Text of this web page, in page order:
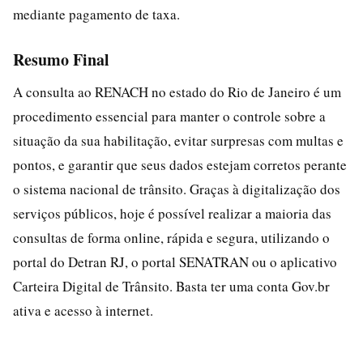
mediante pagamento de taxa.
Resumo Final
A consulta ao RENACH no estado do Rio de Janeiro é um
procedimento essencial para manter o controle sobre a
situação da sua habilitação, evitar surpresas com multas e
pontos, e garantir que seus dados estejam corretos perante
o sistema nacional de trânsito. Graças à digitalização dos
serviços públicos, hoje é possível realizar a maioria das
consultas de forma online, rápida e segura, utilizando o
portal do Detran RJ, o portal SENATRAN ou o aplicativo
Carteira Digital de Trânsito. Basta ter uma conta Gov.br
ativa e acesso à internet.